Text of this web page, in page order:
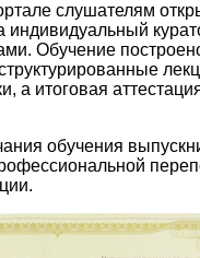
слушателям
Обучение
а итоговая
обучения